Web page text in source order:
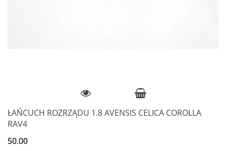
ŁAŃCUCH ROZRZĄDU 1.8 AVENSIS CELICA COROLLA
RAV4
50.00